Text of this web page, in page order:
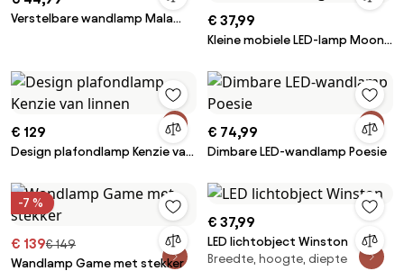
Verstelbare wandlamp Mala
€ 37,99
Kleine mobiele LED-lamp Moon
€ 129
Design plafondlamp Kenzie van
€ 74,99
Dimbare LED-wandlamp Poesie
-7 %
€ 139€ 149
Wandlamp Game met stekker
€ 37,99
LED lichtobject Winston
Breedte, hoogte, diepte